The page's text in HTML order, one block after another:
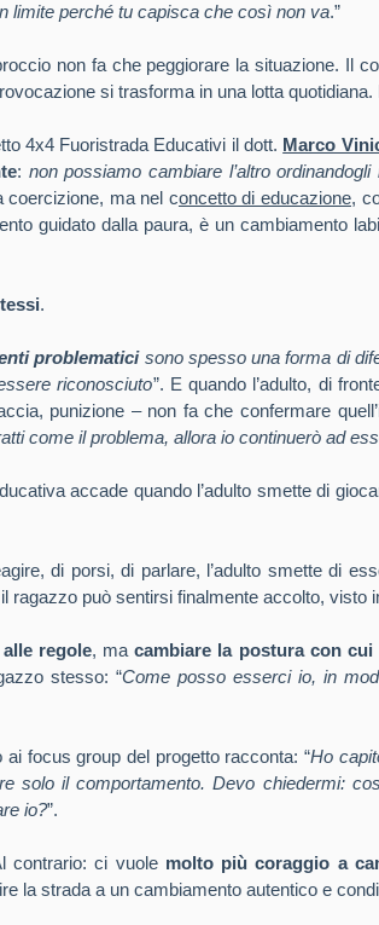
limite perché tu capisca che così non va.”
non fa che peggiorare la situazione. Il
si trasforma in una lotta quotidiana.
4x4 Fuoristrada Educativi il dott. Marco
: non possiamo cambiare l’altro
coercizione, ma nel concetto di educazione,
guidato dalla paura, è un cambiamento
.
problematicisono spesso una forma di
riconosciuto”. E quando l’adulto, di
punizione – non fa che confermare
come il problema, allora io continuerò ad
accade quando l’adulto smette di
di porsi, di parlare, l’adulto smette di
ragazzo può sentirsi finalmente accolto, visto
regole, macambiare la postura con
stesso: “Come posso esserci io, in
ai focus group del progetto racconta: “Ho
solo il comportamento. Devo chiedermi:
io?”.
contrario: ci vuole molto più coraggio a
la strada a un cambiamento autentico e